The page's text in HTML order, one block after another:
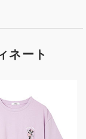
ネート